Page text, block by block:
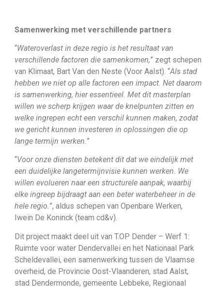
Samenwerking met verschillende partners
“Wateroverlast in deze regio is het resultaat van
verschillende factoren die samenkomen,” zegt schepen
van Klimaat, Bart Van den Neste (Voor Aalst). “Als stad
hebben we niet op alle factoren een impact. Net daarom
is samenwerking, hier essentieel. Met dit masterplan
willen we scherp krijgen waar de knelpunten zitten en
welke ingrepen echt een verschil kunnen maken, zodat
we gericht kunnen investeren in oplossingen die op
lange termijn werken.”
“Voor onze diensten betekent dit dat we eindelijk met
een duidelijke langetermijnvisie kunnen werken. We
willen evolueren naar een structurele aanpak, waarbij
elke ingreep bijdraagt aan een beter waterbeheer in de
hele regio.”, aldus schepen van Openbare Werken,
Iwein De Koninck (team cd&v).
Dit project maakt deel uit van T.OP Dender – Werf 1:
Ruimte voor water Dendervallei en het Nationaal Park
Scheldevallei, een samenwerking tussen de Vlaamse
overheid, de Provincie Oost-Vlaanderen, stad Aalst,
stad Dendermonde, gemeente Lebbeke, Regionaal